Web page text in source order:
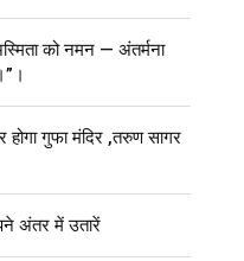
को नमन — अंतर्मना
होगा गुफा मंदिर ,तरुण सागर
अंतर में उतारें